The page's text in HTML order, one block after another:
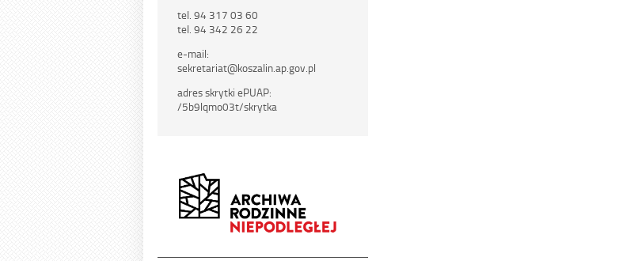
tel. 94 317 03 60
tel. 94 342 26 22
e-mail:
sekretariat@koszalin.ap.gov.pl
adres skrytki ePUAP:
/5b9lqmo03t/skrytka